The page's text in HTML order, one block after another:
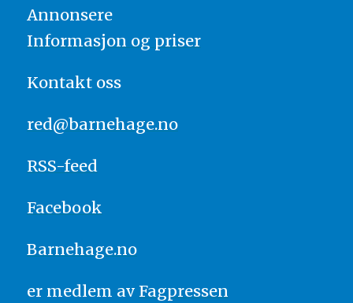
Annonsere
Informasjon og priser
Kontakt oss
red@barnehage.no
RSS-feed
Facebook
Barnehage.no
er medlem av Fagpressen